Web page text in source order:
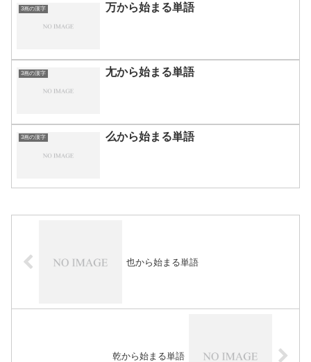
3画の漢字 万から始まる単語
3画の漢字 尢から始まる単語
3画の漢字 么から始まる単語
也から始まる単語
乾から始まる単語